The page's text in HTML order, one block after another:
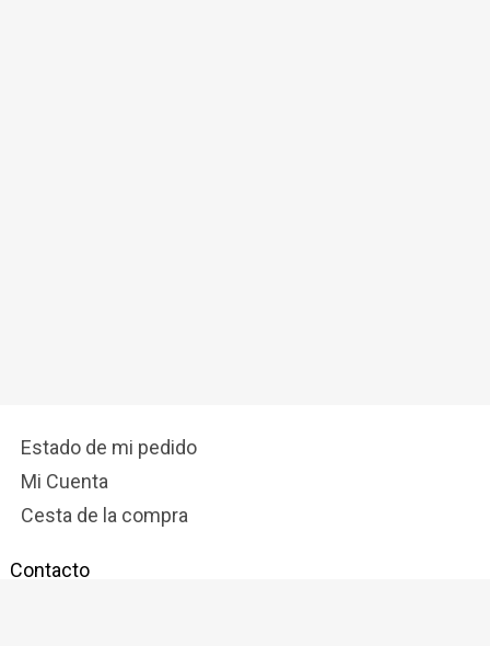
Estado de mi pedido
Mi Cuenta
Cesta de la compra
Contacto